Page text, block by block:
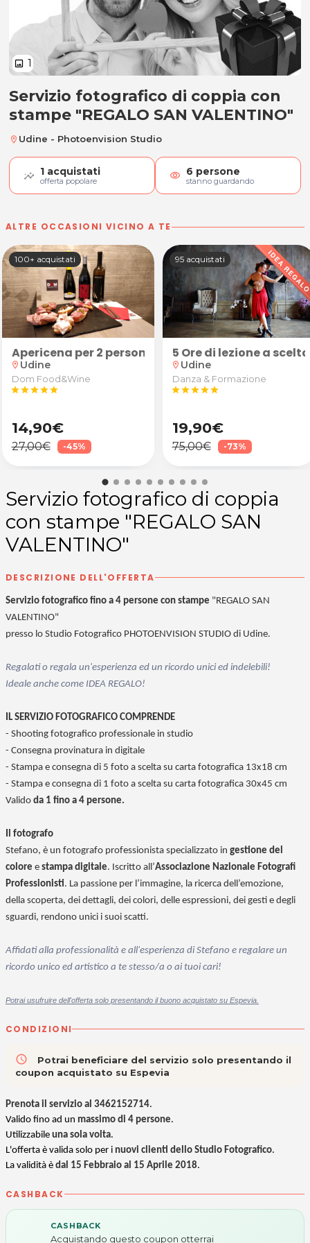
image 1
Servizio fotografico di coppia con
Servizio fotografico di coppia con
stampe "REGALO SAN VALENTINO"
location_on Udine - Photoenvision Studio
1 acquistati
offerta popolare visibility 6 persone
stanno guardando
ALTRE OCCASIONI VICINO A TE
sportivi schiena, cervicale, spalle e arti
100+ acquistati
Apericena per 2 persone: "Robusto" (calice di
location_on Udine
Dom Food&Wine
starstarstarstarstar
14,90€
27,00€ -45%
95 acquistati
5 Ore di lezione a
location_on Udine
Danza & Formazione
starstarstarstarstar
19,90€
75,00€ -73%
Servizio fotografico di coppia
con stampe "REGALO SAN
VALENTINO"
DESCRIZIONE DELL'OFFERTA
Servizio fotografico fino a 4 persone con stampe "REGALO SAN
VALENTINO"
presso lo Studio Fotografico PHOTOENVISION STUDIO di Udine.
Regalati o regala un'esperienza ed un ricordo unici ed indelebili!
Ideale anche come IDEA REGALO!
IL SERVIZIO FOTOGRAFICO COMPRENDE
- Shooting fotografico professionale in studio
- Consegna provinatura in digitale
- Stampa e consegna di 5 foto a scelta su carta fotografica 13x18 cm
- Stampa e consegna di 1 foto a scelta su carta fotografica 30x45 cm
Valido da 1 fino a 4 persone.
Il fotografo
Stefano, è un fotografo professionista specializzato in gestione del
colore e stampa digitale. Iscritto all’Associazione Nazionale Fotografi
Professionisti. La passione per l’immagine, la ricerca dell’emozione,
della scoperta, dei dettagli, dei colori, delle espressioni, dei gesti e degli
sguardi, rendono unici i suoi scatti.
Affidati alla professionalità e all'esperienza di Stefano e regalare un
ricordo unico ed artistico a te stesso/a o ai tuoi cari!
Potrai usufruire dell'offerta solo presentando il buono acquistato su Espevia.
CONDIZIONI
access_time
Potrai beneficiare del servizio solo presentando il
coupon acquistato su Espevia
Prenota il servizio al 3462152714.
Valido fino ad un massimo di 4 persone.
Utilizzabile una sola volta.
L'offerta è valida solo per i nuovi clienti dello Studio Fotografico.
La validità è dal 15 Febbraio al 15 Aprile 2018.
CASHBACK
CASHBACK
Acquistando questo coupon otterrai